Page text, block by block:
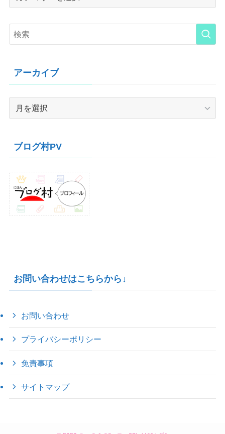
アーカイブ
ブ
ブログ村PV
お問い合わせはこちらから↓
お問い合わせ
プライバシーポリシー
免責事項
サイトマップ